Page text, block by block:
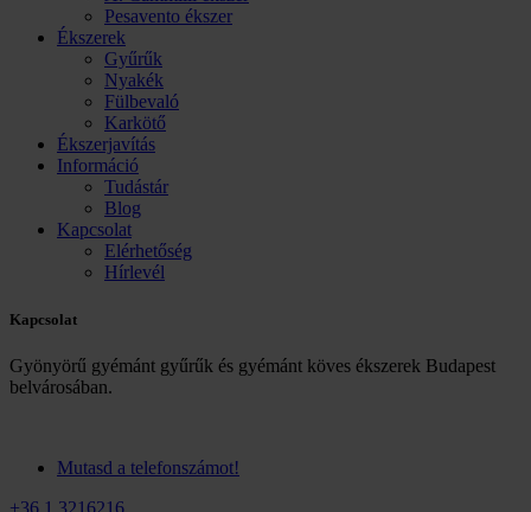
Pesavento ékszer
Ékszerek
Gyűrűk
Nyakék
Fülbevaló
Karkötő
Ékszerjavítás
Információ
Tudástár
Blog
Kapcsolat
Elérhetőség
Hírlevél
Kapcsolat
Gyönyörű gyémánt gyűrűk és gyémánt köves ékszerek Budapest
belvárosában.
Mutasd a telefonszámot!
+36 1 3216216